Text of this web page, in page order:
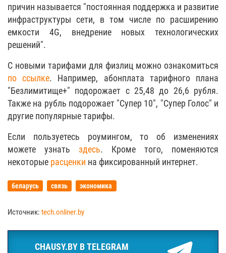
причин называется "постоянная поддержка и развитие
инфраструктуры сети, в том числе по расширению
емкости 4G, внедрение новых технологических
решений".
С новыми тарифами для физлиц можно ознакомиться
по ссылке. Например, абонплата тарифного плана
"Безлимитище+" подорожает с 25,48 до 26,6 рубля.
Также на рубль подорожает "Супер 10", "Супер Голос" и
другие популярные тарифы.
Если пользуетесь роумингом, то об изменениях
можете узнать здесь. Кроме того, поменяются
некоторые расценки на фиксированный интернет.
беларусь связь экономика
Источник: tech.onliner.by
CHAUSY.BY В TELEGRAM